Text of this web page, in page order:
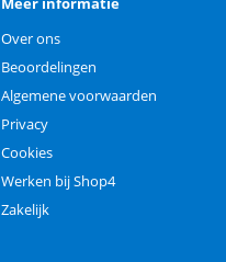
Over ons
Beoordelingen
Algemene voorwaarden
Privacy
Cookies
Werken bij Shop4
Zakelijk